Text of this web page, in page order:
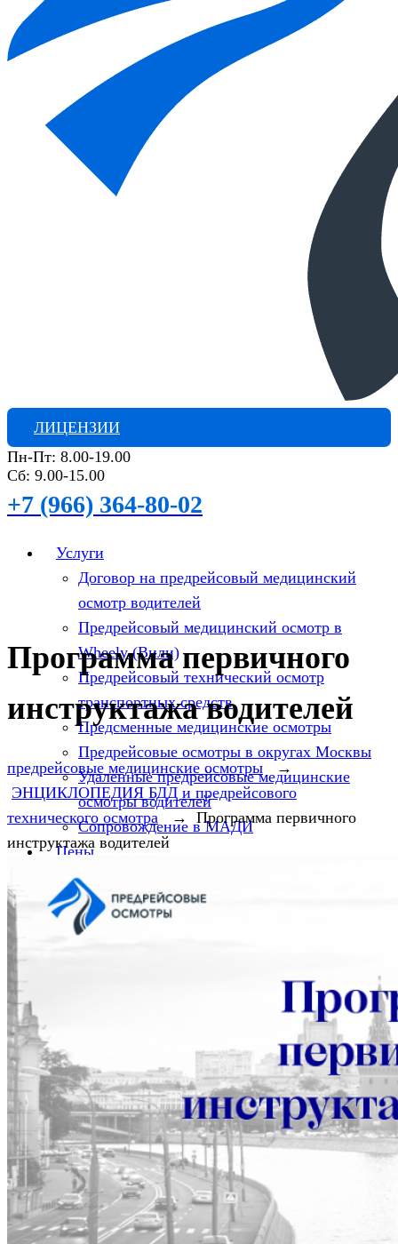
ЛИЦЕНЗИИ
Пн-Пт: 8.00-19.00
Сб: 9.00-15.00
+7 (966) 364-80-02
Услуги
Договор на предрейсовый медицинский
осмотр водителей
Предрейсовый медицинский осмотр в
Wheely (Вили)
Предрейсовый технический осмотр
транспортных средств
Предсменные медицинские осмотры
Предрейсовые осмотры в округах Москвы
Удаленные предрейсовые медицинские
осмотры водителей
Сопровождение в МАДИ
Цены
Бланки
Путевые листы
Путевой лист 2025
Законодательство по предрейсовым
медицинским осмотрам в 2026 году
Энциклопедия по БДД и предрейсовому
техническому осмотру
Законодательство в сфере транспорта
Отсутствие предрейсового медосмотра —
штрафы, судебная практика
Информация
Программа первичного
инструктажа водителей
предрейсовые медицинские осмотры
→
ЭНЦИКЛОПЕДИЯ БДД и предрейсового
технического осмотра → Программа первичного
инструктажа водителей